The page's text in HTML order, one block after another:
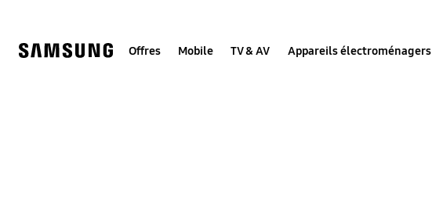
Offres Mobile TV & AV Appareils électroménagers